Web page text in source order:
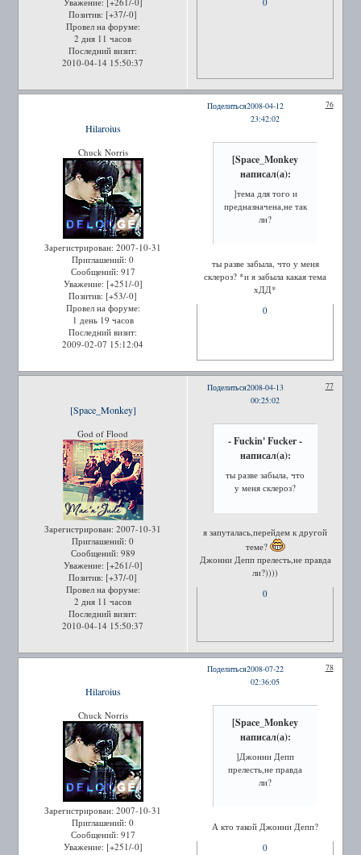
Позитив: [+37/-0]
Провел на форуме:
2 дня 11 часов
Последний визит:
2010-04-14 15:50:37
Поделиться 76
2008-04-12
23:42:02
Hilaroius
Chuck Norris
Зарегистрирован: 2007-10-31
Приглашений: 0
Сообщений: 917
Уважение: [+251/-0]
Позитив: [+53/-0]
Провел на форуме:
1 день 19 часов
Последний визит:
2009-02-07 15:12:04
[Space_Monkey
написал(а):
]тема для того и
предназначена,не так
ли?
ты разве забыла, что у меня
склероз? *и я забыла какая тема
хДД*
0
Поделиться 77
2008-04-13
00:25:02
[Space_Monkey]
God of Flood
Зарегистрирован: 2007-10-31
Приглашений: 0
Сообщений: 989
Уважение: [+261/-0]
Позитив: [+37/-0]
Провел на форуме:
2 дня 11 часов
Последний визит:
2010-04-14 15:50:37
- Fuckin' Fucker -
написал(а):
ты разве забыла, что
у меня склероз?
я запуталась,перейдем к другой
теме?
Джонни Депп прелесть,не правда
ли?))))
0
Поделиться 78
2008-07-22
02:36:05
Hilaroius
Chuck Norris
Зарегистрирован: 2007-10-31
Приглашений: 0
Сообщений: 917
Уважение: [+251/-0]
[Space_Monkey
написал(а):
]Джонни Депп
прелесть,не правда
ли?
А кто такой Джонни Депп?
0